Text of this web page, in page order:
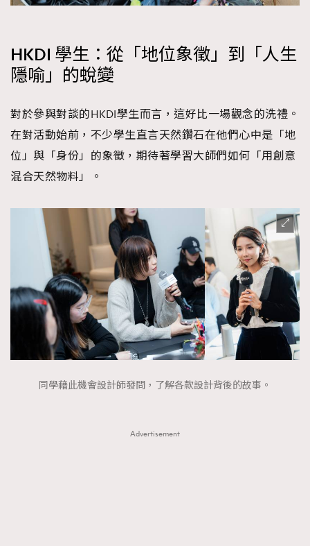
HKDI 學生：從「地位象徵」到「人生
隱喻」的蛻變
對於參與對談的HKDI學生而言，這好比一場觀念的洗禮。
在對活動始前，不少學生直言天然鑽石在他們心中是「地
位」與「身份」的象徵，期待著學習大師們如何「用創意
混合天然物料」。
同學藉此機會設計師發問，了解各款設計背後的故事。
Advertisement